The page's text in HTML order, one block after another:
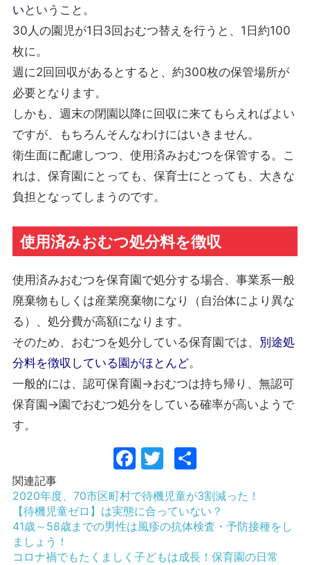
い ということ。
30人の園児が1日3回おむつ替えを行うと、1日約100
枚に。
週に2回回収があるとすると、約300枚の保管場所が
必要となります。
しかも、週末の閉園以降に回収に来てもらえればよい
ですが、もちろんそんなわけにはいきません。
衛生面に配慮しつつ、使用済みおむつを保管する。こ
れは、保育園にとっても、保育士にとっても、大きな
負担となってしまうのです。
使用済みおむつ処分料を徴収
使用済みおむつを保育園で処分する場合、事業系一般
廃棄物もしくは産業廃棄物になり（自治体により異な
る）、処分費が高額になります。
そのため、おむつを処分している保育園では、
別途処
分料を徴収している園がほとんど。
一般的には、認可保育園→おむつは持ち帰り、無認可
保育園→園でおむつ処分をしている確率が高いようで
す。
Facebook
Twitter
関連記事
2020年度、70市区町村で待機児童が3割減った！
【待機児童ゼロ】は実態に合っていない？
41歳～58歳までの男性は風疹の抗体検査・予防接種をし
ましょう！
コロナ禍でもたくましく子どもは成長！保育園の日常